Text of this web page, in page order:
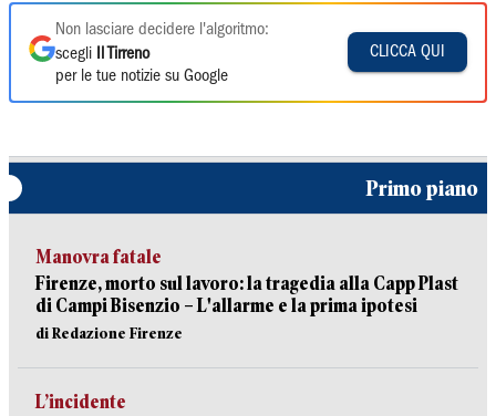
Non lasciare decidere l'algoritmo:
scegli
Il Tirreno
per le tue notizie su Google
CLICCA QUI
Primo piano
Manovra fatale
Firenze, morto sul lavoro: la tragedia alla Capp Plast
di Campi Bisenzio – L'allarme e la prima ipotesi
di Redazione Firenze
L’incidente